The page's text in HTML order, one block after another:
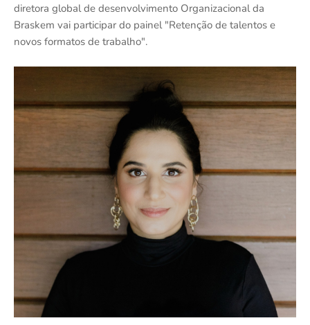
diretora global de desenvolvimento Organizacional da
Braskem vai participar do painel "Retenção de talentos e
novos formatos de trabalho".